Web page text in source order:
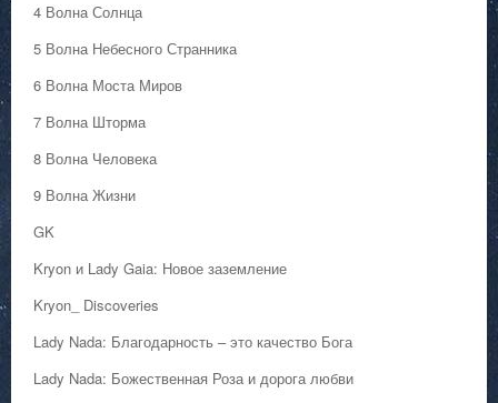
4 Волна Солнца
5 Волна Небесного Странника
6 Волна Моста Миров
7 Волна Шторма
8 Волна Человека
9 Волна Жизни
GK
Kryon и Lady Gaia: Новое заземление
Kryon_ Discoveries
Lady Nada: Благодарность – это качество Бога
Lady Nada: Божественная Роза и дорога любви